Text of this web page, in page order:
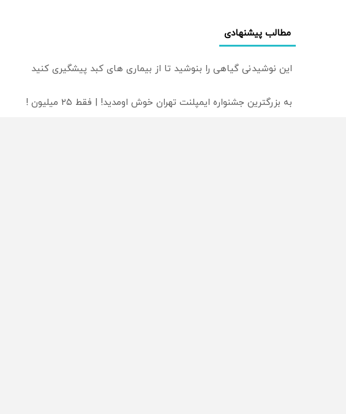
مطالب پیشنهادی
این نوشیدنی گیاهی را بنوشید تا از بیماری های کبد پیشگیری کنید
به بزرگترین جشنواره ایمپلنت تهران خوش اومدید! | فقط ۲۵ میلیون !